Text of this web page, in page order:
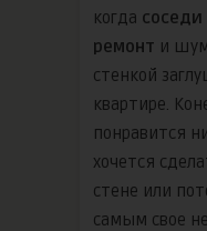
когда
ремонт и
стенкой
квартире.
понравится
хочется
стене или
самым свое